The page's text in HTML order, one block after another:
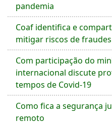
pandemia
Coaf identifica e
mitigar riscos de
Com participação do
internacional discute
tempos de Covid-19
Como fica a segurança
remoto